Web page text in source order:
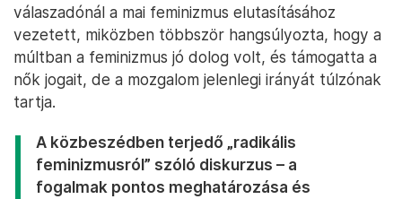
válaszadónál a mai feminizmus elutasításához
vezetett, miközben többször hangsúlyozta, hogy a
múltban a feminizmus jó dolog volt, és támogatta a
nők jogait, de a mozgalom jelenlegi irányát túlzónak
tartja.
A közbeszédben terjedő „radikális
feminizmusról” szóló diskurzus – a
fogalmak pontos meghatározása és